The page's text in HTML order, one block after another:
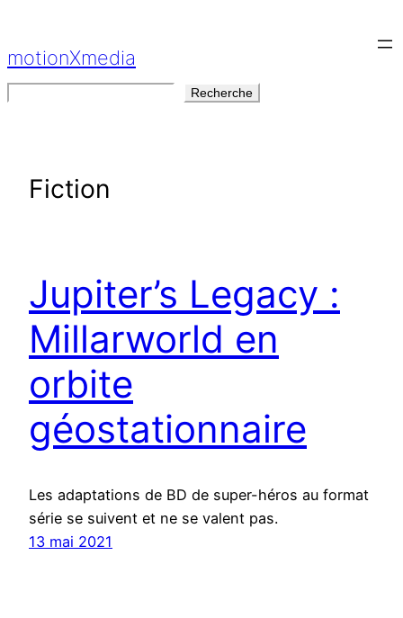
contenu
motionXmedia
Recherche
Fiction
Jupiter’s Legacy :
Millarworld en
orbite
géostationnaire
Les adaptations de BD de super-héros au format
série se suivent et ne se valent pas.
13 mai 2021